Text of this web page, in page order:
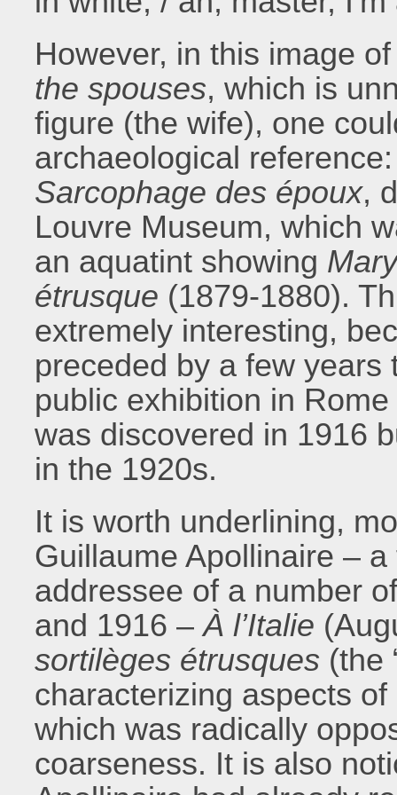
However, in this image
the spouses, which is
figure (the wife), one
archaeological
Sarcophage des époux,
Louvre Museum, which
an aquatint showing
étrusque (1879-1880).
extremely interesting,
preceded by a few
public exhibition in
was discovered in 1916
in the 1920s.
It is worth underlining,
Guillaume Apollinaire –
addressee of a number
and 1916 –À l’Italie
sortilèges étrusques (the
characterizing aspects
which was radically
coarseness. It is also